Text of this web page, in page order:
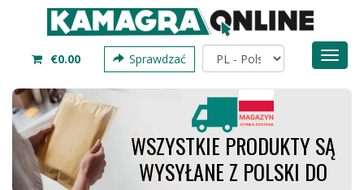
€0.00 Sprawdzać
WSZYSTKIE PRODUKTY SĄ
WYSYŁANE Z POLSKI DO